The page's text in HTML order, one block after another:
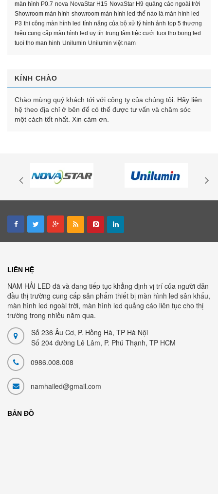
màn hình P0.7 nova NovaStar H15 NovaStar H9 quảng cáo ngoài trời
Showroom màn hình showroom màn hình led thế nào là màn hình led
P3 thi công màn hình led tính năng của bộ xử lý hình ảnh top 5 thương
hiệu cung cấp màn hình led uy tín trung tâm tiệc cưới tuoi tho bong led
tuoi tho man hinh Unilumin Unilumin việt nam
KÍNH CHÀO
Chào mừng quý khách tới với công ty của chúng tôi. Hãy liên
hệ theo địa chỉ ở bên để có thể được tư vấn và chăm sóc
một cách tốt nhất. Xin cảm ơn.
LIÊN HỆ
NAM HẢI LED đã và đang tiếp tục khẳng định vị trí của người dẫn
đầu thị trường cung cấp sản phẩm thiết bị màn hình led sân khấu,
màn hình led ngoài trời, màn hình led quảng cáo liên tục cho thị
trường trong nhiều năm qua.
Số 236 Âu Cơ, P. Hồng Hà, TP Hà Nội
Số 204 đường Lê Lâm, P. Phú Thạnh, TP HCM
0986.008.008
namhailed@gmail.com
BẢN ĐỒ